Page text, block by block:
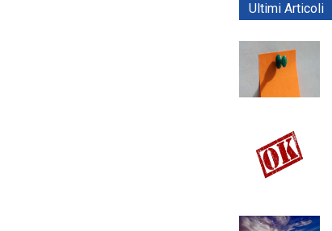
Ultimi Articoli